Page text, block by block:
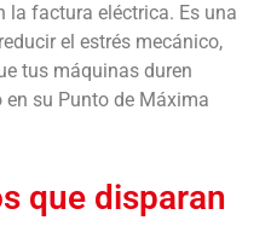
la factura eléctrica. Es una
el estrés mecánico,
tus máquinas duren
su Punto de Máxima
que disparan